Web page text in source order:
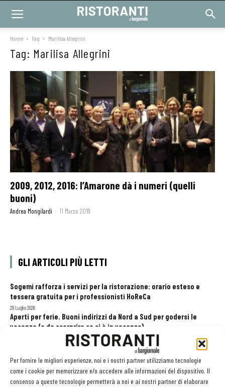
Per fornire le migliori esperienze, noi e i nostri partner utilizziamo tecnologie
come i cookie per memorizzare e/o accedere alle informazioni del dispositivo. Il
consenso a queste tecnologie permetterà a noi e ai nostri partner di elaborare
Home Tag Marilisa Allegrini
Tag: Marilisa Allegrini
2009, 2012, 2016: l’Amarone dà i numeri (quelli
buoni)
Andrea Mongilardi - 11 Marzo 2019
GLI ARTICOLI PIÙ LETTI
Sogemi rafforza i servizi per la ristorazione: orario esteso e
tessera gratuita per i professionisti HoReCa
29 Luglio 2026
Aperti per ferie. Buoni indirizzi da Nord a Sud per godersi le
vacanze (o da scorprire se si è in vacanza)
Pos, compagni di gestione. Le ultime soluzioni delle aziende
8 Luglio 2026